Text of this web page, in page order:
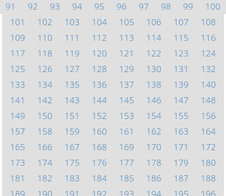
91
92 93 94 95 96 97 98 99
100
101
102 103 104 105 106 107
108
109
110 111 112 113 114 115
116
117
118 119 120 121 122 123
124
125
126 127 128 129 130 131
132
133
134 135 136 137 138 139
140
141
142 143 144 145 146 147
148
149
150 151 152 153 154 155
156
157
158 159 160 161 162 163
164
165
166 167 168 169 170 171
172
173
174 175 176 177 178 179
180
181
182 183 184 185 186 187
188